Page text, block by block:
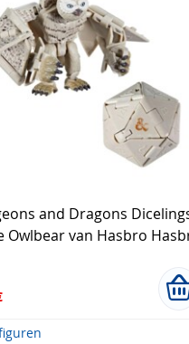
and Dragons
Owlbear van Hasbro